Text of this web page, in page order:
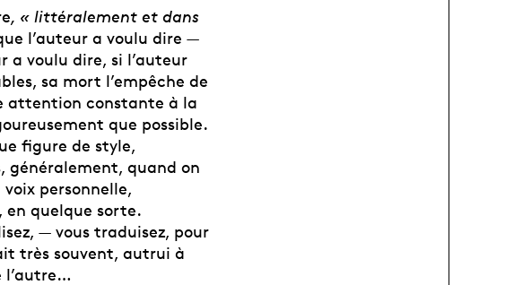
, « littéralement et dans
l’auteur a voulu dire —
a voulu dire, si l’auteur
sa mort l’empêche de
attention constante à la
que possible.
figure de style,
généralement, quand on
personnelle,
en quelque sorte.
— vous traduisez, pour
très souvent, autrui à
l’autre…